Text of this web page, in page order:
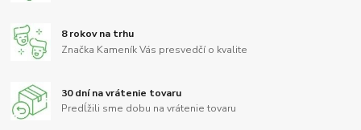
8 rokov na trhu
Značka Kameník Vás presvedčí o kvalite
30 dní na vrátenie tovaru
Predĺžili sme dobu na vrátenie tovaru